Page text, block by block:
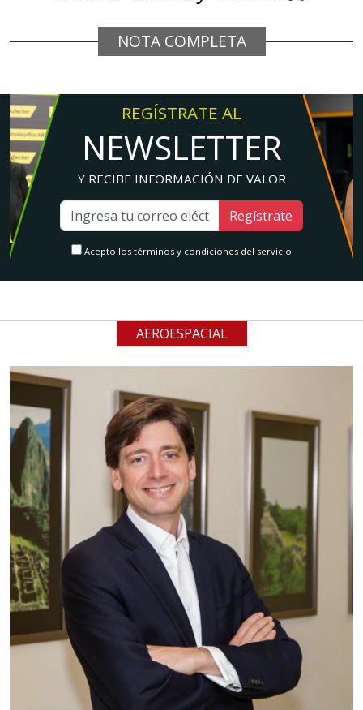
NOTA COMPLETA
REGÍSTRATE AL
NEWSLETTER
Y RECIBE INFORMACIÓN DE VALOR
Regístrate
Acepto los términos y condiciones del servicio
AEROESPACIAL